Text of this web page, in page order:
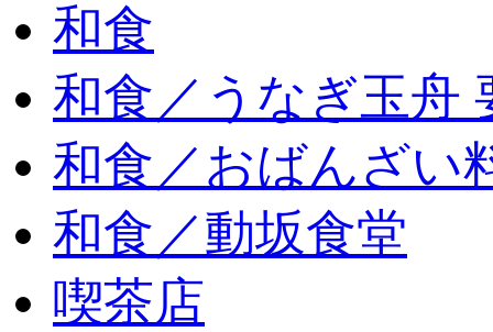
和食
和食／うなぎ玉舟
和食／おばんざい
和食／動坂食堂
喫茶店